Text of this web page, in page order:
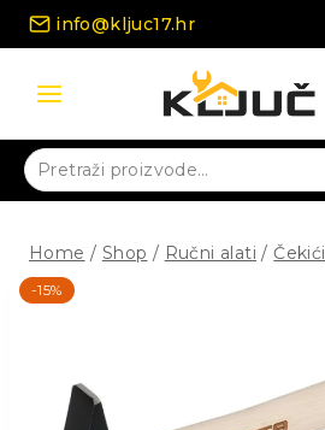
Skip
info@kljuc17.hr
Pretraži:
Home / Shop / Ručni alati / Čekići
-15%